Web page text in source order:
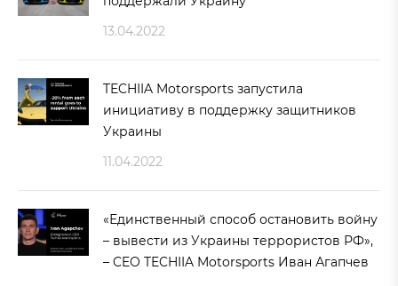
13.04.2022
TECHIIA Motorsports запустила
инициативу в поддержку защитников
Украины
11.04.2022
«Единственный способ остановить войну
– вывести из Украины террористов РФ»,
– CEO TECHIIA Motorsports Иван Агапчев